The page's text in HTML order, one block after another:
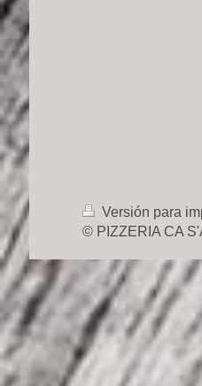
Versión para
© PIZZERIA CA